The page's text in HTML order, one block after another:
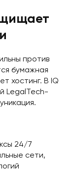
против
бумажная
хостинг. В IQ
LegalTech-
24/7
сети,